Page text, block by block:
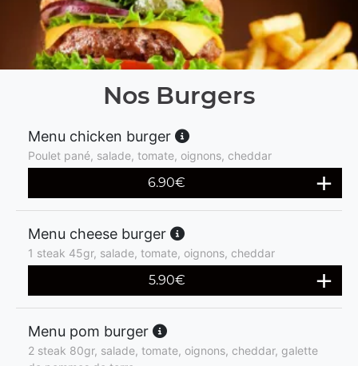
Nos Burgers
Menu chicken burger
Poulet pané, salade, tomate, oignons, cheddar
6.90€
Menu cheese burger
1 steak 45gr, salade, tomate, oignons, cheddar
5.90€
Menu pom burger
2 steak 80gr, salade, tomate, oignons, cheddar, galette